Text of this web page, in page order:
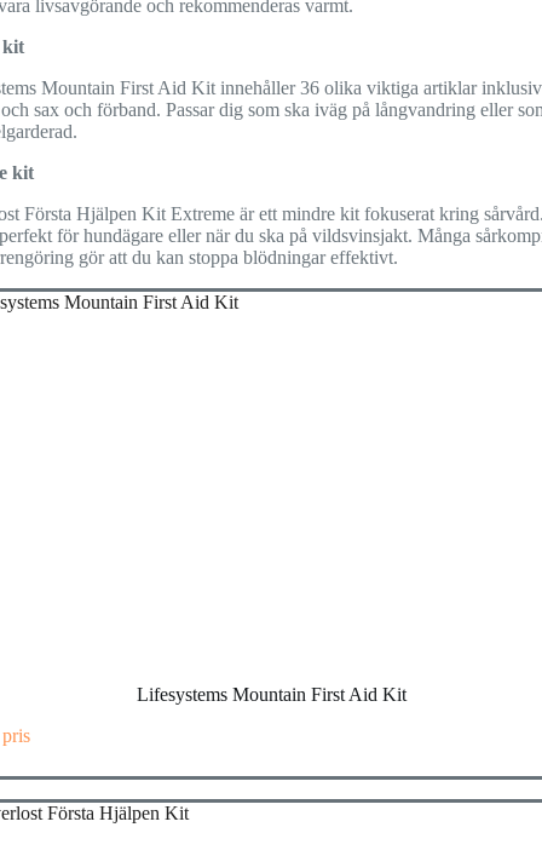
livsavgörande och rekommenderas varmt.
kit
Mountain First Aid Kit innehåller 36 olika viktiga artiklar
sax och förband. Passar dig som ska iväg på långvandring eller
kit
Första Hjälpen Kit Extreme är ett mindre kit fokuserat kring
för hundägare eller när du ska på vildsvinsjakt. Många
gör att du kan stoppa blödningar effektivt.
Lifesystems Mountain First Aid Kit